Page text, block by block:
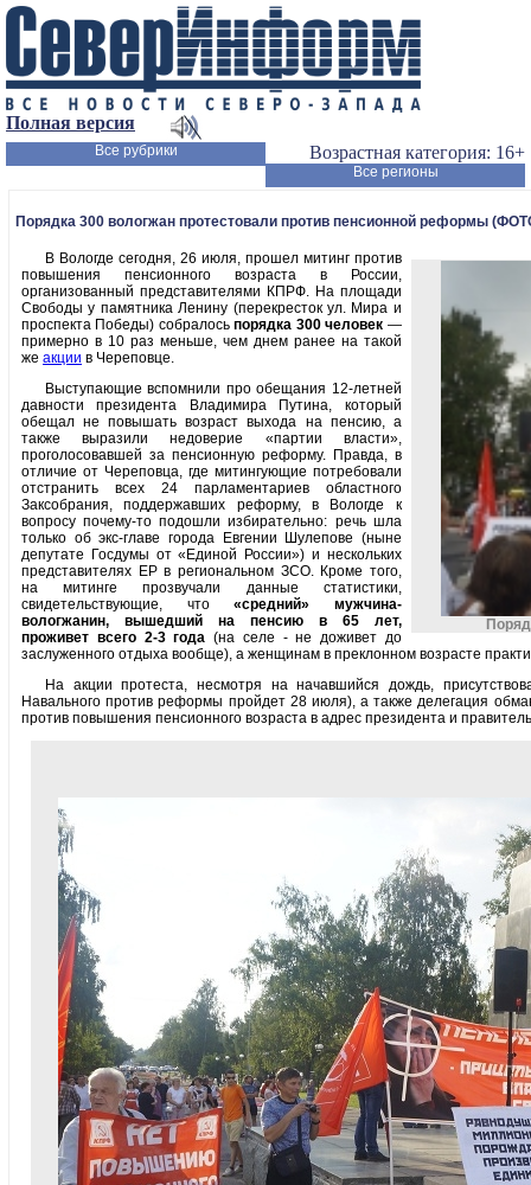
Полная версия
Возрастная категория: 16+
Все рубрики
Все регионы
Порядка 300 вологжан протестовали против пенсионной реформы
В Вологде сегодня, 26 июля, прошел митинг против
повышения пенсионного возраста в России,
организованный представителями КПРФ. На площади
Свободы у памятника Ленину (перекресток ул. Мира и
проспекта Победы) собралосьпорядка 300 человек —
примерно в 10 раз меньше, чем днем ранее на такой
же акции в Череповце.
Выступающие вспомнили про обещания 12-летней
давности президента Владимира Путина, который
обещал не повышать возраст выхода на пенсию, а
также выразили недоверие «партии власти»,
проголосовавшей за пенсионную реформу. Правда, в
отличие от Череповца, где митингующие потребовали
отстранить всех 24 парламентариев областного
Заксобрания, поддержавших реформу, в Вологде к
вопросу почему-то подошли избирательно: речь шла
только об экс-главе города Евгении Шулепове (ныне
депутате Госдумы от «Единой России») и нескольких
представителях ЕР в региональном ЗСО. Кроме того,
на митинге прозвучали данные статистики,
свидетельствующие, что«средний» мужчина-
вологжанин, вышедший на пенсию в 65 лет,
проживет всего 2-3 года (на селе - не доживет до
заслуженного отдыха вообще), а женщинам в преклонном возрасте
На акции протеста, несмотря на начавшийся дождь,
Навального против реформы пройдет 28 июля), а также делегация
против повышения пенсионного возраста в адрес президента и